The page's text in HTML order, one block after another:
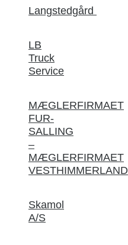
Langstedgård
LB
Truck
Service
MÆGLERFIRMAET
FUR-
SALLING
–
MÆGLERFIRMAET
VESTHIMMERLAND
Skamol
A/S